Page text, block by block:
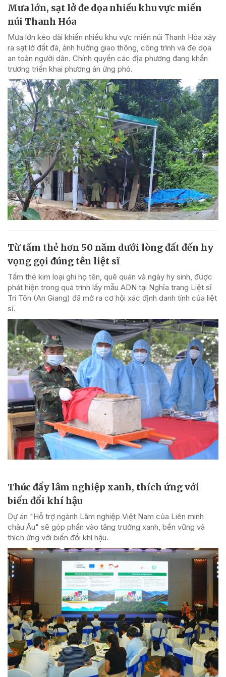
Mưa lớn, sạt lở đe dọa nhiều khu vực miền
núi Thanh Hóa
Mưa lớn kéo dài khiến nhiều khu vực miền núi Thanh Hóa xảy
ra sạt lở đất đá, ảnh hưởng giao thông, công trình và đe dọa
an toàn người dân. Chính quyền các địa phương đang khẩn
trương triển khai phương án ứng phó.
Từ tấm thẻ hơn 50 năm dưới lòng đất đến hy
vọng gọi đúng tên liệt sĩ
Tấm thẻ kim loại ghi họ tên, quê quán và ngày hy sinh, được
phát hiện trong quá trình lấy mẫu ADN tại Nghĩa trang Liệt sĩ
Tri Tôn (An Giang) đã mở ra cơ hội xác định danh tính của liệt
sĩ.
Thúc đẩy lâm nghiệp xanh, thích ứng với
biến đổi khí hậu
Dự án "Hỗ trợ ngành Lâm nghiệp Việt Nam của Liên minh
châu Âu" sẽ góp phần vào tăng trưởng xanh, bền vững và
thích ứng với biến đổi khí hậu.